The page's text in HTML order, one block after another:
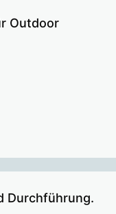
Outdoor
Durchführung.